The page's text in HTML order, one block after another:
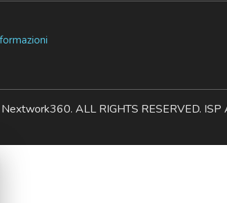
ALL RIGHTS RESERVED. ISP